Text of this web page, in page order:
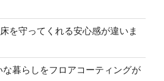
を守ってくれる安心感が違いま
暮らしをフロアコーティングが